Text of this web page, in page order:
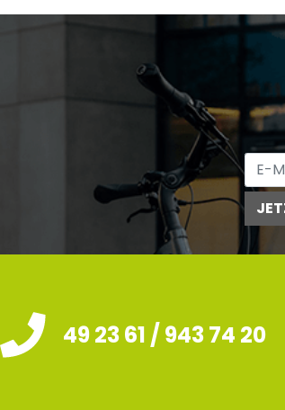
49 23 61 / 943 74 20